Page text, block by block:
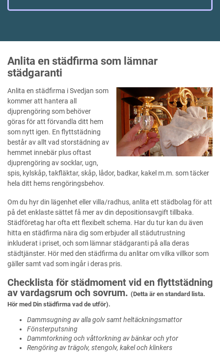
Anlita en städfirma som lämnar
städgaranti
Anlita en städfirma i Svedjan som
kommer att hantera all
djuprengöring som behöver
göras för att förvandla ditt hem
som nytt igen. En flyttstädning
består av allt vad storstädning av
hemmet innebär plus oftast
djuprengöring av socklar, ugn,
spis, kylskåp, takfläktar, skåp, lådor, badkar, kakel m.m. som täcker
hela ditt hems rengöringsbehov.
Om du hyr din lägenhet eller villa/radhus, anlita ett städbolag för att
på det enklaste sättet få mer av din depositionsavgift tillbaka.
Städföretag har ofta ett flexibelt schema. Har du tur kan du även
hitta en städfirma nära dig som erbjuder all städutrustning
inkluderat i priset, och som lämnar städgaranti på alla deras
städtjänster. Hör med den städfirma du anlitar om vilka villkor som
gäller samt vad som ingår i deras pris.
Checklista för städmoment vid en flyttstädning
av vardagsrum och sovrum. (Detta är en standard lista.
Hör med Din städfirma vad de utför).
Dammsugning av alla golv samt heltäckningsmattor
Fönsterputsning
Dammtorkning och våttorkning av bänkar och ytor
Rengöring av trägolv, stengolv, kakel och klinkers